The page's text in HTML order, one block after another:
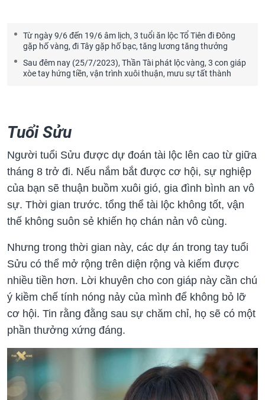
Từ ngày 9/6 đến 19/6 âm lịch, 3 tuổi ăn lộc Tổ Tiên đi Đông
gặp hố vàng, đi Tây gặp hố bạc, tăng lương tăng thưởng
Sau đêm nay (25/7/2023), Thần Tài phát lộc vàng, 3 con giáp
xòe tay hứng tiền, vận trình xuôi thuận, mưu sự tất thành
Tuổi Sửu
Người tuổi Sửu được dự đoán tài lộc lên cao từ giữa
tháng 8 trở đi. Nếu nắm bắt được cơ hội, sự nghiệp
của bạn sẽ thuận buồm xuôi gió, gia đình bình an vô
sự. Thời gian trước. tổng thể tài lộc không tốt, vận
thế không suôn sẻ khiến họ chán nản vô cùng.
Nhưng trong thời gian này, các dự án trong tay tuổi
Sửu có thể mở rộng trên diện rộng và kiếm được
nhiều tiền hơn. Lời khuyên cho con giáp này cần chú
ý kiềm chế tính nóng nảy của mình để không bỏ lỡ
cơ hội. Tin rằng đằng sau sự chăm chỉ, họ sẽ có một
phần thưởng xứng đáng.